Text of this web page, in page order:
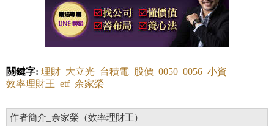
大立光 0050 0056
小資
作者簡介_余家榮（效率理財王）